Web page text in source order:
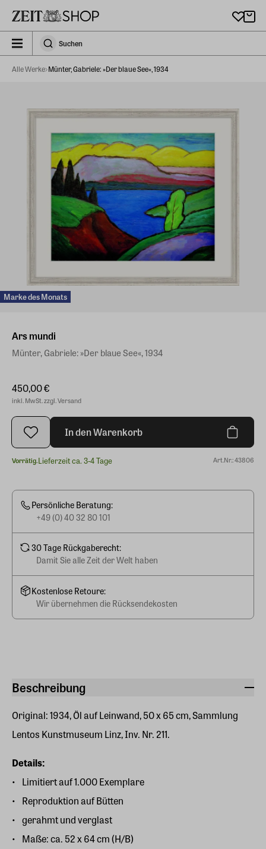
zeit_storefront.components.search.collapsed
SuchenSuchen
Alle Werke Münter, Gabriele: »Der blaue See«, 1934
Marke des Monats
Beschreibung
Original: 1934, Öl auf Leinwand, 50 x 65 cm, Sammlung
Lentos Kunstmuseum Linz, Inv. Nr. 211.
Details:
Limitiert auf1.000 Exemplare
Reproduktion auf Bütten
gerahmt und verglast
Maße: ca. 52 x 64 cm (H/B)
Ars mundi
Münter, Gabriele: »Der blaue See«, 1934
450,00 €
inkl. MwSt. zzgl. Versand
In den Warenkorb
Vorrätig.Lieferzeit ca. 3-4 Tage Art.Nr.: 43806
Persönliche Beratung:
+49 (0) 40 32 80 101
30 Tage Rückgaberecht:
Damit Sie alle Zeit der Welt haben
Kostenlose Retoure:
Wir übernehmen die Rücksendekosten